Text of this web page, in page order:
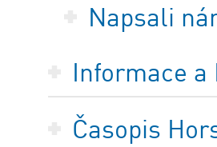
Napsali
Informace a
Časopis